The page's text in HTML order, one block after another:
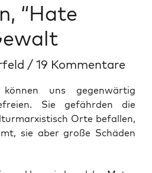
“Hate
/ 19 Kommentare
können uns gegenwärtig
Sie gefährden die
Orte befallen,
sie aber große Schäden